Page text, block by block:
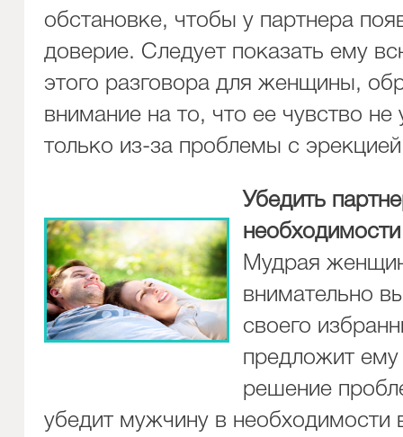
обстановке, чтобы у партнера
доверие. Следует показать ему
этого разговора для женщины,
внимание на то, что ее чувство не
только из-за проблемы с
Убедить
Мудрая
внимательно
своего
предложит
решение
убедит мужчину в необходимости